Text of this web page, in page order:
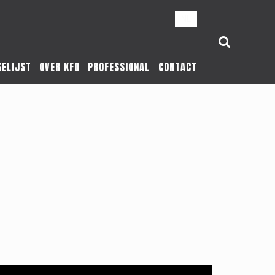
OVER KFD PROFESSIONAL CONTACT